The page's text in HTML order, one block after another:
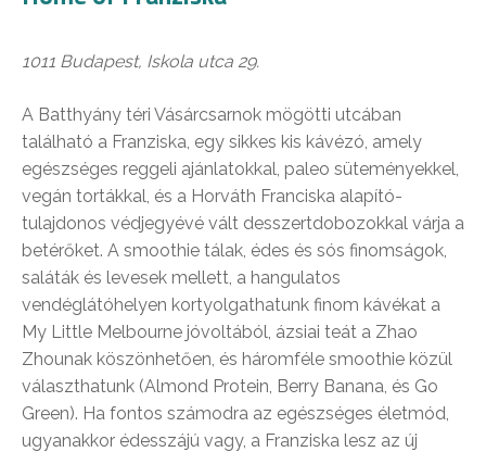
1011 Budapest, Iskola utca 29.
A Batthyány téri Vásárcsarnok mögötti utcában
található a Franziska, egy sikkes kis kávézó, amely
egészséges reggeli ajánlatokkal, paleo süteményekkel,
vegán tortákkal, és a Horváth Franciska alapító-
tulajdonos védjegyévé vált desszertdobozokkal várja a
betérőket. A smoothie tálak, édes és sós finomságok,
saláták és levesek mellett, a hangulatos
vendéglátóhelyen kortyolgathatunk finom kávékat a
My Little Melbourne jóvoltából, ázsiai teát a Zhao
Zhounak köszönhetően, és háromféle smoothie közül
választhatunk (Almond Protein, Berry Banana, és Go
Green). Ha fontos számodra az egészséges életmód,
ugyanakkor édesszájú vagy, a Franziska lesz az új